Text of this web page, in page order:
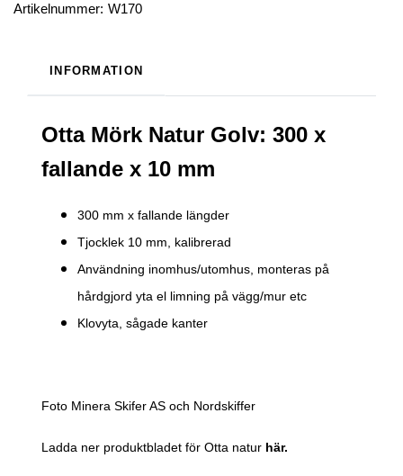
Artikelnummer: W170
INFORMATION
Otta Mörk Natur Golv: 300 x
fallande x 10 mm
300 mm x fallande längder
Tjocklek 10 mm, kalibrerad
Användning inomhus/utomhus, monteras på
hårdgjord yta el limning på vägg/mur etc
Klovyta, sågade kanter
Foto Minera Skifer AS och Nordskiffer
Ladda ner produktbladet för Otta natur här.